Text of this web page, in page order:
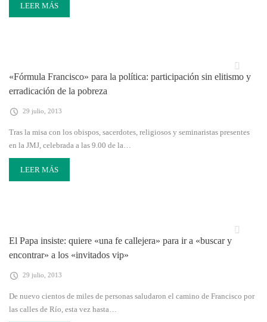
LEER MÁS
«Fórmula Francisco» para la política: participación sin elitismo y
erradicación de la pobreza
29 julio, 2013
Tras la misa con los obispos, sacerdotes, religiosos y seminaristas presentes
en la JMJ, celebrada a las 9.00 de la…
LEER MÁS
El Papa insiste: quiere «una fe callejera» para ir a «buscar y
encontrar» a los «invitados vip»
29 julio, 2013
De nuevo cientos de miles de personas saludaron el camino de Francisco por
las calles de Río, esta vez hasta…